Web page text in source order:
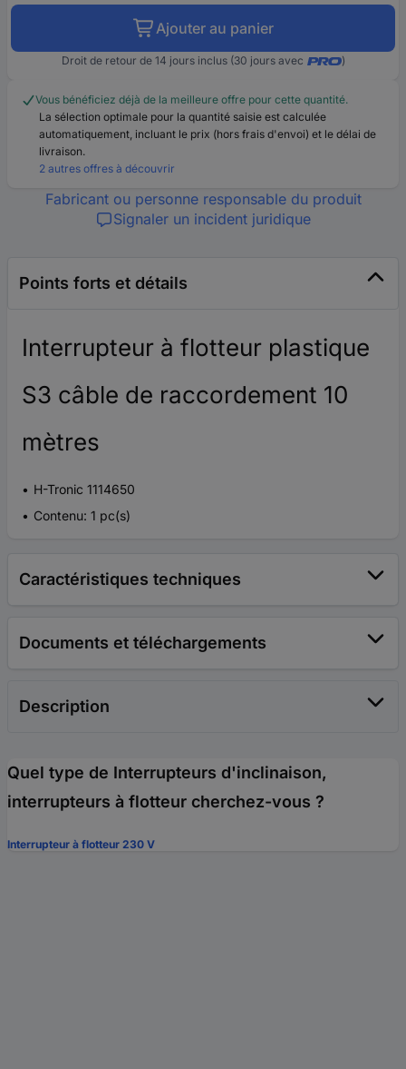
Ajouter au panier
Droit de retour de 14 jours inclus (30 jours avec )
Vous bénéficiez déjà de la meilleure offre pour cette quantité.
La sélection optimale pour la quantité saisie est calculée
automatiquement, incluant le prix (hors frais d'envoi) et le délai de
livraison.
2 autres offres à découvrir
Fabricant ou personne responsable du produit
Signaler un incident juridique
Points forts et détails
Interrupteur à flotteur plastique
S3 câble de raccordement 10
mètres
H-Tronic 1114650
Contenu: 1 pc(s)
Caractéristiques techniques
Documents et téléchargements
Description
Quel type de Interrupteurs d'inclinaison,
interrupteurs à flotteur cherchez-vous ?
Interrupteur à flotteur 230 V